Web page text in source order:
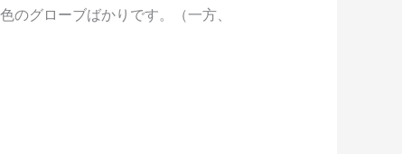
のグローブばかりです。（一方、